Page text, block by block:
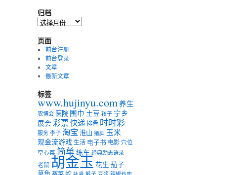
归档
归
页面
前台注册
前台登录
文章
最新文章
标签
www.hujinyu.com养生
农博会 医院 围巾 土豆 孩子 宁乡
展会 彩票 快递排骨 时时彩
服务 李子 淘宝 淮山 猪脚 玉米
现金流游戏 生活 电子书 电影 穴位
空心菜 简单 练车 经典励志语录
老鼠 胡金玉花生 茄子